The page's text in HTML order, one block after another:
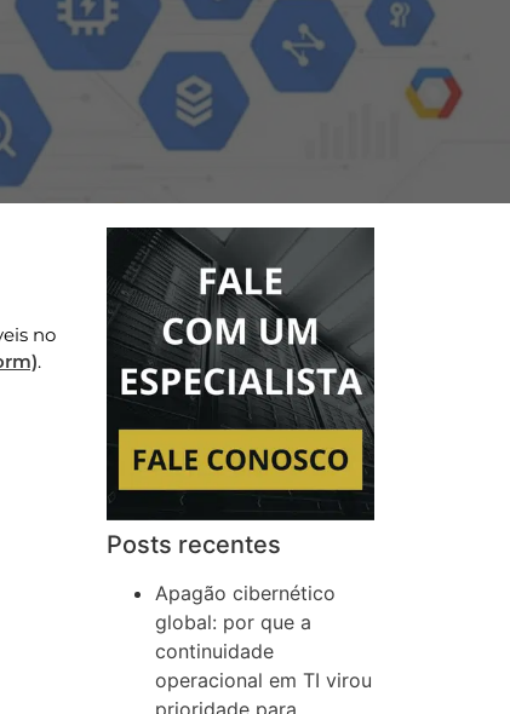
no
.
Posts recentes
Apagão cibernético
global: por que a
continuidade
operacional em TI virou